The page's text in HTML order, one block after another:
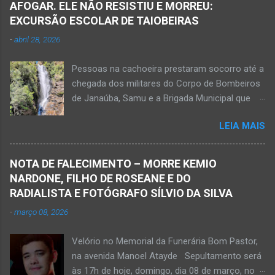
ferida e foi levada pelos socorristas do Samu
para o hospital na cidade de Monte Azul. Essa
do Suporte Aéreo Avançado de Vida (SAAV)
para unidade hospi...
AFOGAR. ELE NÃO RESISTIU E MORREU:
EXCURSÃO ESCOLAR DE TAIOBEIRAS
-abril 28, 2026
Pessoas na cachoeira prestaram socorro até a
chegada dos militares do Corpo de Bombeiros
de Janaúba, Samu e a Brigada Municipal que
resistiu e foi a óbito Foto álbum pessoal Kauan
Pereira Alves publicou em sua rede social a
foto em que apreciava a Cachoeira Maria Rosa,
em Mato Verde, pouco tempo antes de se
afogar e depois vir a óbito nesta terça-feira, dia
socorrem estudante que se afogou em
cachoeira em Mato Verde nesta terça-feira, dia
LEIA MAIS
NOTA DE FALECIMENTO – MORRE KEMIO
NARDONE, FILHO DE ROSEANE E DO
RADIALISTA E FOTÓGRAFO SÍLVIO DA SILVA
-março 08, 2026
Velório no Memorial da Funerária Bom Pastor,
na avenida Manoel Atayde Sepultamento será
às 17h de hoje, domingo, dia 08 de março, no